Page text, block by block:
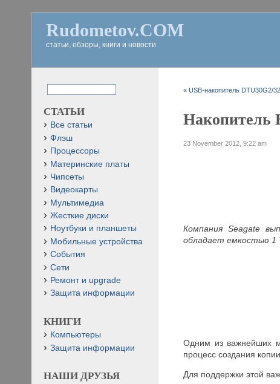
Rudometov.COM
статьи, обзоры, книги и новости
«USB-накопитель DTU30G2/
Накопитель
23 November 2012, 9:22 am
Компания Seagate
обладает емкостью 1
Одним из важнейших
процесс создания
Для поддержки этой
СТАТЬИ
Все статьи
Флэш
Процессоры
Материнские платы
Чипсеты
Видеокарты
Мультимедиа
Жесткие диски
Ноутбуки и планшеты
Мобильные устройства
События
Сети
Ремонт и upgrade
Защита информации
КНИГИ
Компьютеры
Защита информации
НАШИ ДРУЗЬЯ